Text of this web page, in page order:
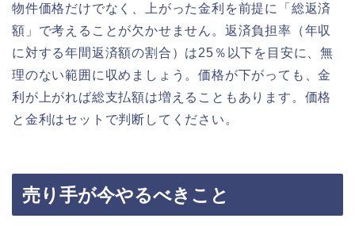
物件価格だけでなく、上がった金利を前提に「総返済
額」で考えることが欠かせません。返済負担率（年収
に対する年間返済額の割合）は25％以下を目安に、無
理のない範囲に収めましょう。価格が下がっても、金
利が上がれば総支払額は増えることもあります。価格
と金利はセットで判断してください。
売り手が今やるべきこと